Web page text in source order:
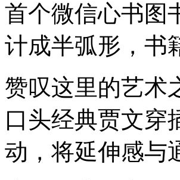
首个微信心书图
计成半弧形，书
赞叹这里的艺术
口头经典贾文穿
动，将延伸感与